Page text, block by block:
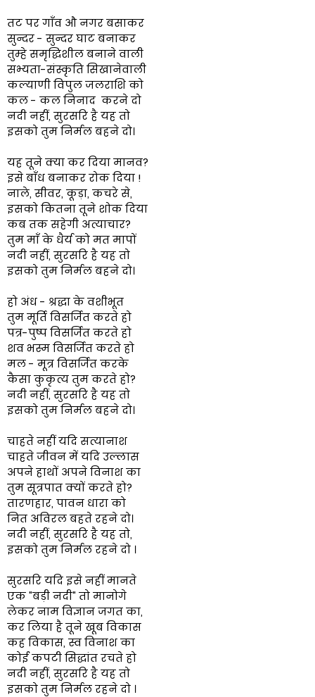
तट पर गाँव औ नगर बसाकर
सुन्दर - सुन्दर घाट बनाकर
तुम्हे समृद्धिशील बनाने वाली
सभ्यता-संस्कृति सिखानेवाली
कल्याणी विपुल जलराशि को
कल - कल निनाद करने दो
नदी नहीं, सुरसरि है यह तो
इसको तुम निर्मल बहने दो।
यह तूने क्या कर दिया मानव?
इसे बाँध बनाकर रोक दिया !
नाले, सीवर, कूड़ा, कचरे से,
इसको कितना तूने शोक दिया
कब तक सहेगी अत्याचार?
तुम माँ के धैर्य को मत मापों
नदी नहीं, सुरसरि है यह तो
इसको तुम निर्मल बहने दो।
हो अंध - श्रद्धा के वशीभूत
तुम मूर्ति विसर्जित करते हो
पत्र-पुष्प विसर्जित करते हो
शव भस्म विसर्जित करते हो
मल - मूत्र विसर्जित करके
कैसा कुकृत्य तुम करते हो?
नदी नहीं, सुरसरि है यह तो
इसको तुम निर्मल बहने दो।
चाहते नहीं यदि सत्यानाश
चाहते जीवन में यदि उल्लास
अपने हाथों अपने विनाश का
तुम सूत्रपात क्यों करते हो?
तारणहार, पावन धारा को
नित अविरल बहते रहने दो।
नदी नहीं, सुरसरि है यह तो,
इसको तुम निर्मल रहने दो ।
सुरसरि यदि इसे नहीं मानते
एक "बड़ी नदी" तो मानोगे
लेकर नाम विज्ञान जगत का,
कर लिया है तूने खूब विकास
कह विकास, स्व विनाश का
कोई कपटी सिद्धांत रचते हो
नदी नहीं, सुरसरि है यह तो
इसको तुम निर्मल रहने दो ।